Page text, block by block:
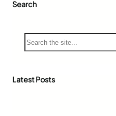
Search
S
e
c
Latest Posts